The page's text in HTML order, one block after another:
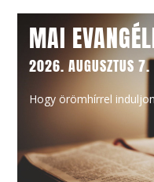
MAI
2026. AUGUSZTUS 7.
Hogy örömhírrel